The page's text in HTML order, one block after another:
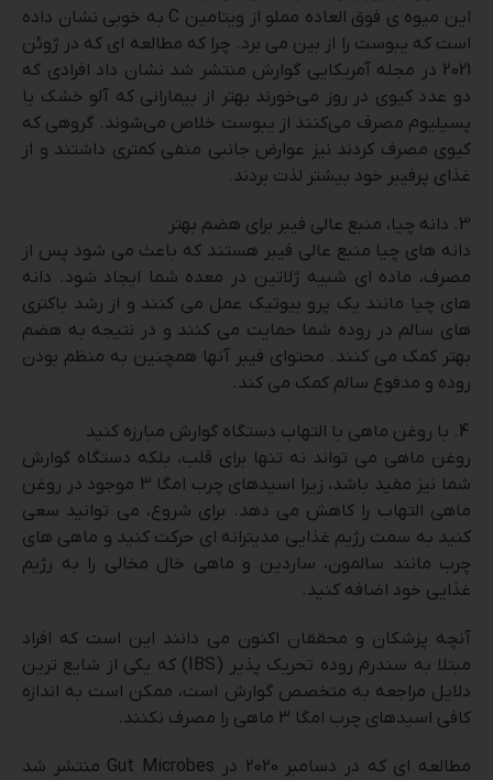
این میوه ‌ی فوق العاده مملو از ویتامین C به خوبی نشان داده
است که یبوست را از بین می برد. چرا که مطالعه‌ ای که در ژوئن
2021 در مجله آمریکایی گوارش منتشر شد نشان داد افرادی که
دو عدد کیوی در روز می‌خورند بهتر از بیمارانی که آلو خشک یا
پسیلیوم مصرف می‌کنند از یبوست خلاص می‌شوند. گروهی که
کیوی مصرف کردند نیز عوارض جانبی منفی کمتری داشتند و از
غذای پرفیبر خود بیشتر لذت بردند.
دانه چیا، منبع عالی فیبر برای هضم بهتر
دانه های چیا منبع عالی فیبر هستند که باعث می شود پس از
مصرف، ماده ای شبیه ژلاتین در معده شما ایجاد شود. دانه
های چیا مانند یک پرو بیوتیک عمل می کنند و از رشد باکتری
های سالم در روده شما حمایت می کنند و در نتیجه به هضم
بهتر کمک می کنند. محتوای فیبر آنها همچنین به منظم بودن
روده و مدفوع سالم کمک می کند.
با روغن ماهی با التهاب دستگاه گوارش مبارزه کنید
روغن ماهی می تواند نه تنها برای قلب، بلکه دستگاه گوارش
شما نیز مفید باشد، زیرا اسیدهای چرب امگا 3 موجود در روغن
ماهی التهاب را کاهش می دهد. برای شروع، می توانید سعی
کنید به سمت رژیم غذایی مدیترانه ای حرکت کنید و ماهی های
چرب مانند سالمون، ساردین و ماهی خال مخالی را به رژیم
غذایی خود اضافه کنید.
آنچه پزشکان و محققان اکنون می دانند این است که افراد
مبتلا به سندرم روده تحریک پذیر (IBS) که یکی از شایع ترین
دلایل مراجعه به متخصص گوارش است، ممکن است به اندازه
کافی اسیدهای چرب امگا 3 ماهی را مصرف نکنند.
مطالعه ای که در دسامبر 2020 در Gut Microbes منتشر شد